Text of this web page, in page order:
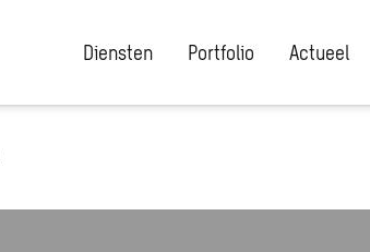
Diensten Portfolio Actueel